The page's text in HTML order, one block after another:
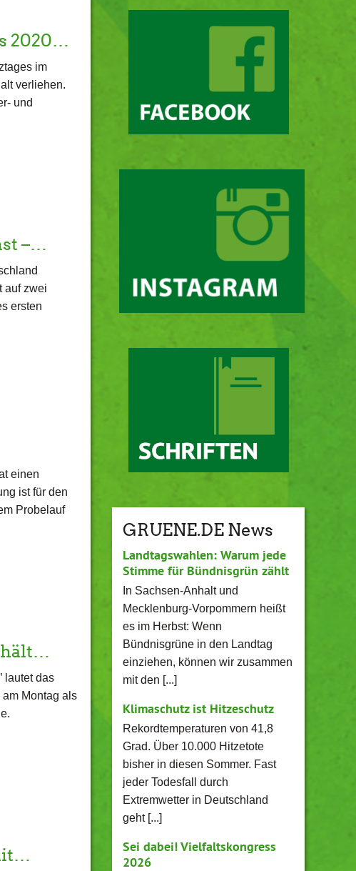
2020…
im
verliehen.
und
–…
auf zwei
ersten
einen
ist für den
Probelauf
lautet das
Montag als
GRUENE.DE News
Landtagswahlen: Warum jede
Stimme für Bündnisgrün zählt
In Sachsen-Anhalt und
Mecklenburg-Vorpommern heißt
es im Herbst: Wenn
Bündnisgrüne in den Landtag
einziehen, können wir zusammen
mit den [...]
Klimaschutz ist Hitzeschutz
Rekordtemperaturen von 41,8
Grad. Über 10.000 Hitzetote
bisher in diesen Sommer. Fast
jeder Todesfall durch
Extremwetter in Deutschland
geht [...]
Sei dabei! Vielfaltskongress
2026